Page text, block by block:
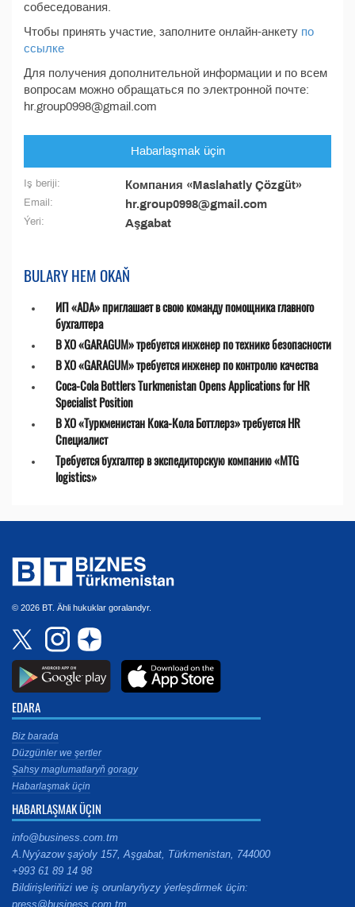
собеседования.
Чтобы принять участие, заполните онлайн-анкету по
ссылке
Для получения дополнительной информации и по всем
вопросам можно обращаться по электронной почте:
hr.group0998@gmail.com
Habarlaşmak üçin
Iş beriji: Компания «Maslahatly Çözgüt»
Email: hr.group0998@gmail.com
Ýeri: Aşgabat
BULARY HEM OKAŇ
ИП «ADA» приглашает в свою команду помощника главного
бухгалтера
В ХО «GARAGUM» требуется инженер по технике безопасности
В ХО «GARAGUM» требуется инженер по контролю качества
Coca-Cola Bottlers Turkmenistan Opens Applications for HR
Specialist Position
В ХО «Туркменистан Кока-Кола Боттлерз» требуется HR
Специалист
Требуется бухгалтер в экспедиторскую компанию «MTG
logistics»
© 2026 BT. Ähli hukuklar goralandyr.
EDARA
Biz barada
Düzgünler we şertler
Şahsy maglumatlaryň goragy
Habarlaşmak üçin
HABARLAŞMAK ÜÇIN
info@business.com.tm
A.Nyýazow şaýoly 157, Aşgabat, Türkmenistan, 744000
+993 61 89 14 98
Bildirişleriňizi we iş orunlaryňyzy ýerleşdirmek üçin:
press@business.com.tm